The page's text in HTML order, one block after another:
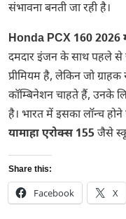
संभावना बनती जा रही है।
Honda PCX 160 2026
दमदार इंजन के साथ पहले से
प्रीमियम है, लेकिन जो
कॉम्बिनेशन चाहते हैं, उनके
है। भारत में इसका लॉन्च
यामाहा एरोक्स 155 जैसे
Share this:
Facebook X